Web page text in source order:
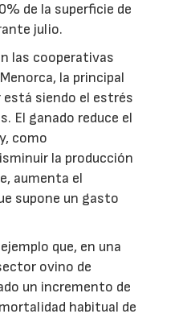
de la superficie de
julio.
las cooperativas
la principal
está siendo el estrés
El ganado reduce el
como
la producción
aumenta el
supone un gasto
que, en una
ovino de
un incremento de
habitual de